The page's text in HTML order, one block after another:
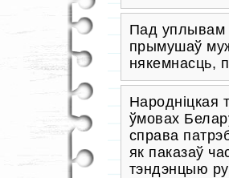
Пад уплывам
прымушаў
някемнасць,
Народніцкая
ўмовах
справа
як паказаў
тэндэнцыю